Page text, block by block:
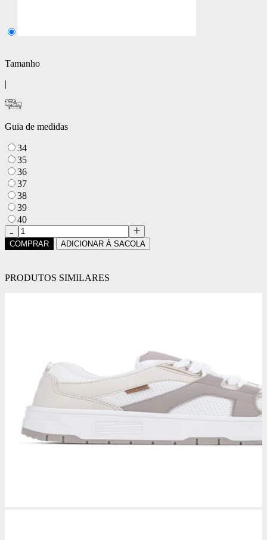
Tamanho
|
Guia de medidas
34
35
36
37
38
39
40
COMPRAR ADICIONAR À SACOLA
PRODUTOS SIMILARES